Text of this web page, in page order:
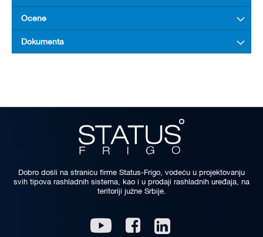
Ocene
Dokumenta
Dobro došli na stranicu firme Status-Frigo, vodeću u projektovanju
svih tipova rashladnih sistema, kao i u prodaji rashladnih uređaja, na
teritoriji južne Srbije.
Youtube Facebook